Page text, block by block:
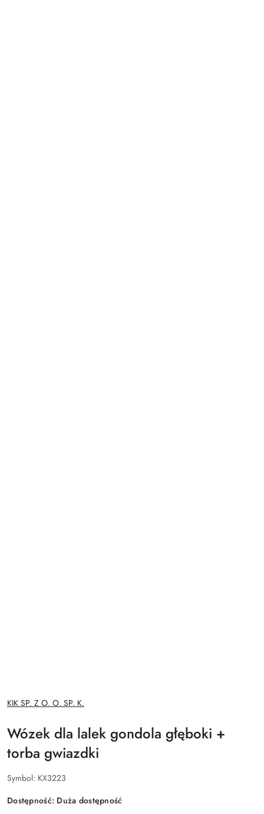
NAZWA
PRODUCENTA:
KIK SP. Z O. O. SP. K.
Wózek dla lalek gondola głęboki +
torba gwiazdki
Symbol: KX3223
Dostępność: Duża dostępność